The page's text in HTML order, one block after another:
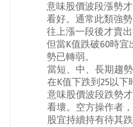
意味股價波段漲勢
看好。通常此類強
往上漲一段後才賣
但當K值跌破60時宜
勢已轉弱。
當短、中、長期趨
在K值下跌到 25以下
意味股價波段跌勢
看壞。空方操作者
股宜持續持有待其